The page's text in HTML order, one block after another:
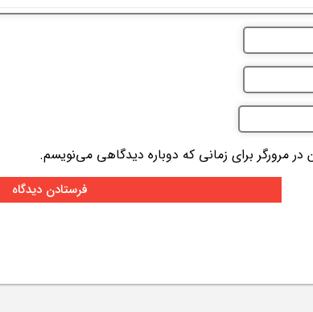
مرورگر برای زمانی که دوباره دیدگاهی می‌نویسم.